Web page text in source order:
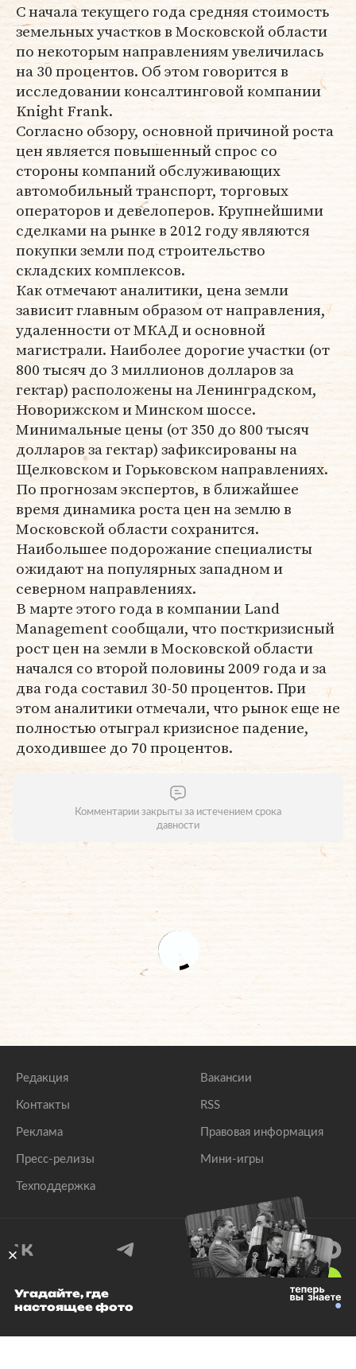
С начала текущего года средняя стоимость
земельных участков в Московской области
по некоторым направлениям увеличилась
на 30 процентов. Об этом говорится в
исследовании консалтинговой компании
Knight Frank.
Согласно обзору, основной причиной роста
цен является повышенный спрос со
стороны компаний обслуживающих
автомобильный транспорт, торговых
операторов и девелоперов. Крупнейшими
сделками на рынке в 2012 году являются
покупки земли под строительство
складских комплексов.
Как отмечают аналитики, цена земли
зависит главным образом от направления,
удаленности от МКАД и основной
магистрали. Наиболее дорогие участки (от
800 тысяч до 3 миллионов долларов за
гектар) расположены на Ленинградском,
Новорижском и Минском шоссе.
Минимальные цены (от 350 до 800 тысяч
долларов за гектар) зафиксированы на
Щелковском и Горьковском направлениях.
По прогнозам экспертов, в ближайшее
время динамика роста цен на землю в
Московской области сохранится.
Наибольшее подорожание специалисты
ожидают на популярных западном и
северном направлениях.
В марте этого года в компании Land
Management сообщали, что посткризисный
рост цен на земли в Московской области
начался со второй половины 2009 года и за
два года составил 30-50 процентов. При
этом аналитики отмечали, что рынок еще не
полностью отыграл кризисное падение,
доходившее до 70 процентов.
Комментарии закрыты за истечением срока
давности
Редакция
Контакты
Реклама
Пресс-релизы
Техподдержка
Вакансии
RSS
Правовая информация
Мини-игры
© 1999–2026 Все права защищены.
Угадайте, где
настоящее фото